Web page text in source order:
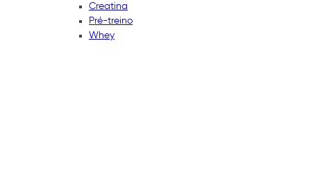
Creatina
Pré-treino
Whey